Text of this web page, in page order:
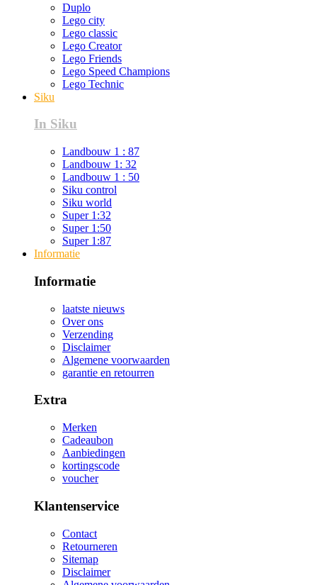
Duplo
Lego city
Lego classic
Lego Creator
Lego Friends
Lego Speed Champions
Lego Technic
Siku
In Siku
Landbouw 1 : 87
Landbouw 1: 32
Landbouw 1 : 50
Siku control
Siku world
Super 1:32
Super 1:50
Super 1:87
Informatie
Informatie
laatste nieuws
Over ons
Verzending
Disclaimer
Algemene voorwaarden
garantie en retourren
Extra
Merken
Cadeaubon
Aanbiedingen
kortingscode
voucher
Klantenservice
Contact
Retourneren
Sitemap
Disclaimer